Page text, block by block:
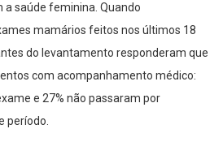
a saúde feminina. Quando
mamários feitos nos últimos 18
do levantamento responderam que
com acompanhamento médico:
e 27% não passaram por
período.